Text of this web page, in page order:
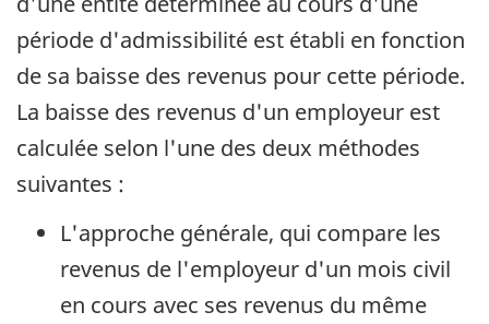
période d'admissibilité est établi en fonction
de sa baisse des revenus pour cette période.
La baisse des revenus d'un employeur est
calculée selon l'une des deux méthodes
suivantes :
L'approche générale, qui compare les
revenus de l'employeur d'un mois civil
en cours avec ses revenus du même